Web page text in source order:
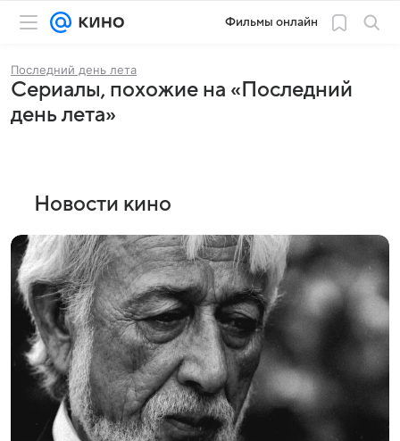
Фильмы онлайн
Последний день лета
Сериалы, похожие на «Последний
день лета»
Новости кино